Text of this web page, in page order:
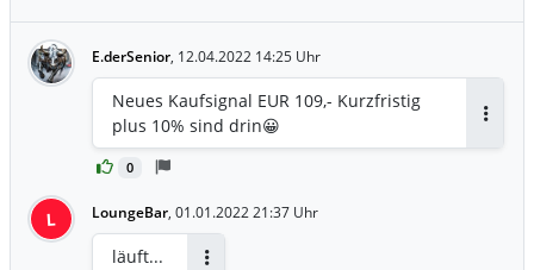
E.derSenior, 12.04.2022 14:25 Uhr
0
Neues Kaufsignal EUR 109,- Kurzfristig
plus 10% sind drin😀
L LoungeBar, 01.01.2022 21:37 Uhr
läuft...